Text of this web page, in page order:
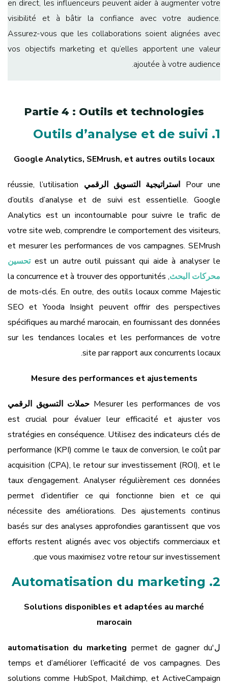
en direct, les influenceurs peuvent aider à augmenter votre
visibilité et à bâtir la confiance avec votre audience.
Assurez-vous que les collaborations soient alignées avec
vos objectifs marketing et qu’elles apportent une valeur
ajoutée à votre audience.
Partie 4 : Outils et technologies
1. Outils d’analyse et de suivi
Google Analytics, SEMrush, et autres outils locaux
Pour une استراتيجية التسويق الرقمي réussie, l’utilisation
d’outils d’analyse et de suivi est essentielle. Google
Analytics est un incontournable pour suivre le trafic de
votre site web, comprendre le comportement des visiteurs,
et mesurer les performances de vos campagnes. SEMrush
est un autre outil puissant qui aide à analyser le تحسين
محركات البحث , la concurrence et à trouver des opportunités
de mots-clés. En outre, des outils locaux comme Majestic
SEO et Yooda Insight peuvent offrir des perspectives
spécifiques au marché marocain, en fournissant des données
sur les tendances locales et les performances de votre
site par rapport aux concurrents locaux.
Mesure des performances et ajustements
Mesurer les performances de vos حملات التسويق الرقمي
est crucial pour évaluer leur efficacité et ajuster vos
stratégies en conséquence. Utilisez des indicateurs clés de
performance (KPI) comme le taux de conversion, le coût par
acquisition (CPA), le retour sur investissement (ROI), et le
taux d’engagement. Analyser régulièrement ces données
permet d’identifier ce qui fonctionne bien et ce qui
nécessite des améliorations. Des ajustements continus
basés sur des analyses approfondies garantissent que vos
efforts restent alignés avec vos objectifs commerciaux et
que vous maximisez votre retour sur investissement.
2. Automatisation du marketing
Solutions disponibles et adaptées au marché
marocain
ل' automatisation du marketing permet de gagner du
temps et d’améliorer l’efficacité de vos campagnes. Des
solutions comme HubSpot, Mailchimp, et ActiveCampaign